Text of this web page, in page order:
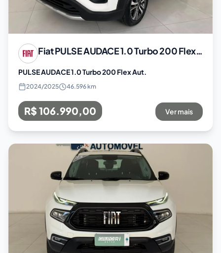
FiatPULSE AUDACE 1.0 Turbo 200 Flex Aut.
PULSE AUDACE 1.0 Turbo 200 Flex Aut.
2024/2025 46.596 km
R$ 106.990,00 Ver mais